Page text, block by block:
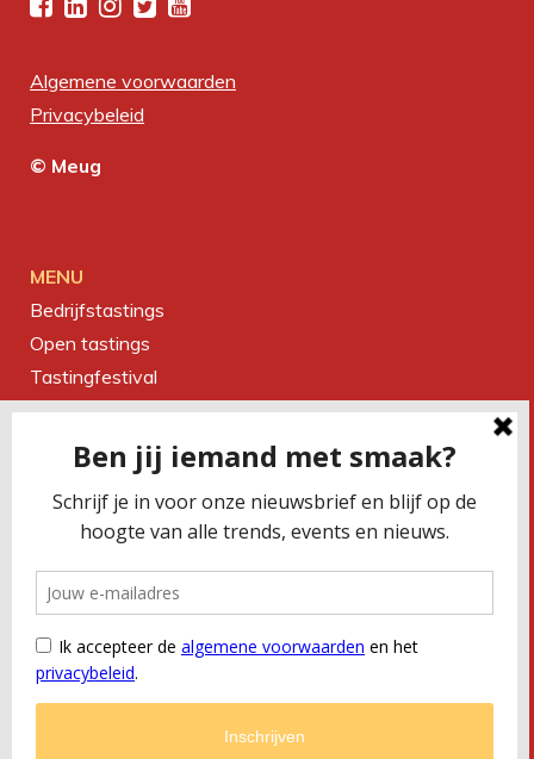
Algemene voorwaarden
Privacybeleid
© Meug
MENU
Bedrijfstastings
Open tastings
Tastingfestival
Magazine
Over ons
CONTACTEER ONS
Smaakbureau Meug
Kerkstraat 19 | 2060 Antwerpen
T +32 (0) 479 32 02 66